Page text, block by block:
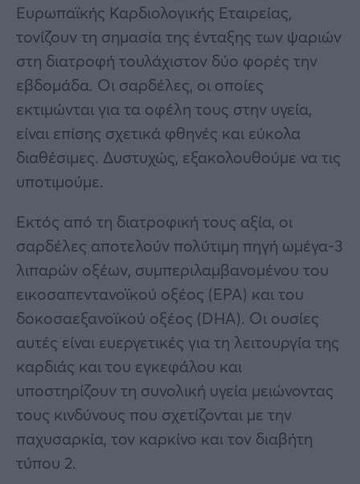
Ευρωπαϊκής Καρδιολογικής Εταιρείας,
τονίζουν τη σημασία της ένταξης των ψαριών
στη διατροφή τουλάχιστον δύο φορές την
εβδομάδα. Οι σαρδέλες, οι οποίες
εκτιμώνται για τα οφέλη τους στην υγεία,
είναι επίσης σχετικά φθηνές και εύκολα
διαθέσιμες. Δυστυχώς, εξακολουθούμε να τις
υποτιμούμε.
Εκτός από τη διατροφική τους αξία, οι
σαρδέλες αποτελούν πολύτιμη πηγή ωμέγα-3
λιπαρών οξέων, συμπεριλαμβανομένου του
εικοσαπεντανοϊκού οξέος (EPA) και του
δοκοσαεξανοϊκού οξέος (DHA). Οι ουσίες
αυτές είναι ευεργετικές για τη λειτουργία της
καρδιάς και του εγκεφάλου και
υποστηρίζουν τη συνολική υγεία μειώνοντας
τους κινδύνους που σχετίζονται με την
παχυσαρκία, τον καρκίνο και τον διαβήτη
τύπου 2.